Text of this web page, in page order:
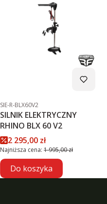
Kod produktu
SIE-R-BLX60V2
SILNIK ELEKTRYCZNY
RHINO BLX 60 V2
Cena promocyjna
2 295,00 zł
Najniższa cena: 1 995,00 zł
Do koszyka